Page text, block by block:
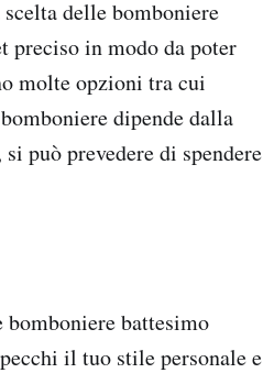
delle bomboniere
preciso in modo da poter
molte opzioni tra cui
dipende dalla
può prevedere di spendere
battesimo
il tuo stile personale e